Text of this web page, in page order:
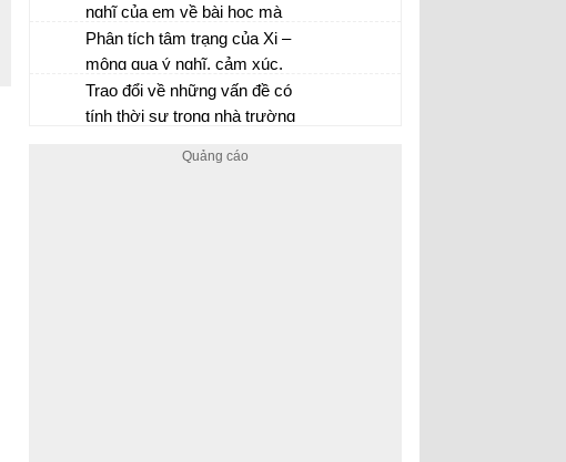
nhân, điều kiện, tương phản,
nhượng bộ
nghĩ của em về bài học mà
mình rút ra được sau khi học
văn bản Rô – bin – xơn ngoài
đảo hoang. Trong đoạn văn có
sử dụng cụm danh từ, cụm
Phân tích tâm trạng của Xi –
mông qua ý nghĩ, cảm xúc,
hành động và lời nói của nhân
vật trong văn bản.
Trao đổi về những vấn đề có
tính thời sự trong nhà trường
viết một văn bản nhật dụng.